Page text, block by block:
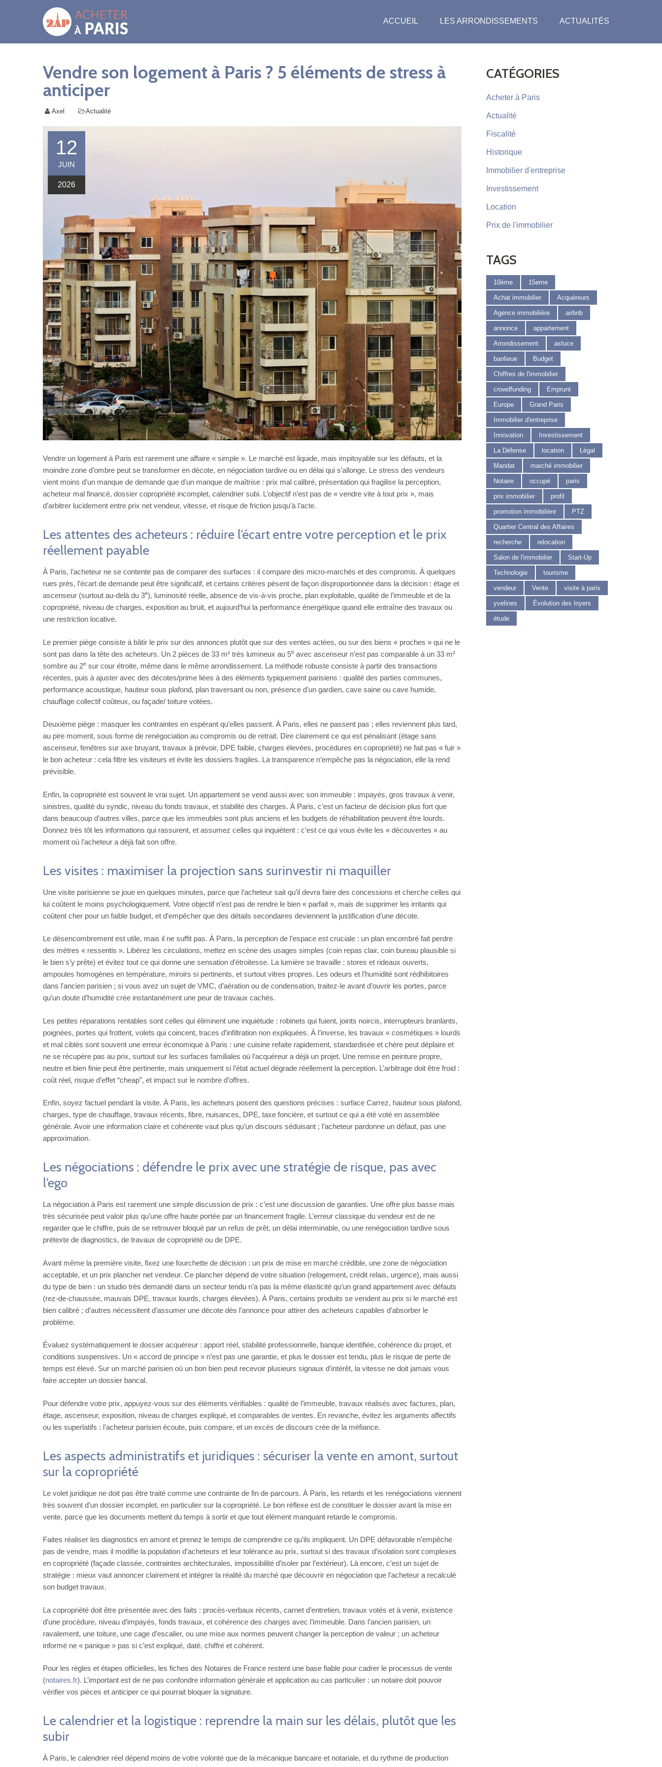
ACCUEIL LES ARRONDISSEMENTS ACTUALITÉS
Vendre son logement à Paris ? 5 éléments de stress à
anticiper
Axel Actualité
12
JUIN
2026
Vendre un logement à Paris est rarement une affaire « simple ». Le marché est liquide, mais impitoyable sur les défauts, et la
moindre zone d’ombre peut se transformer en décote, en négociation tardive ou en délai qui s’allonge. Le stress des vendeurs
vient moins d’un manque de demande que d’un manque de maîtrise : prix mal calibré, présentation qui fragilise la perception,
acheteur mal financé, dossier copropriété incomplet, calendrier subi. L’objectif n’est pas de « vendre vite à tout prix », mais
d’arbitrer lucidement entre prix net vendeur, vitesse, et risque de friction jusqu’à l’acte.
Les attentes des acheteurs : réduire l’écart entre votre perception et le prix
réellement payable
À Paris, l’acheteur ne se contente pas de comparer des surfaces : il compare des micro-marchés et des compromis. À quelques
rues près, l’écart de demande peut être significatif, et certains critères pèsent de façon disproportionnée dans la décision : étage et
ascenseur (surtout au-delà du 3e), luminosité réelle, absence de vis-à-vis proche, plan exploitable, qualité de l’immeuble et de la
copropriété, niveau de charges, exposition au bruit, et aujourd’hui la performance énergétique quand elle entraîne des travaux ou
une restriction locative.
Le premier piège consiste à bâtir le prix sur des annonces plutôt que sur des ventes actées, ou sur des biens « proches » qui ne le
sont pas dans la tête des acheteurs. Un 2 pièces de 33 m² très lumineux au 5e avec ascenseur n’est pas comparable à un 33 m²
sombre au 2e sur cour étroite, même dans le même arrondissement. La méthode robuste consiste à partir des transactions
récentes, puis à ajuster avec des décotes/prime liées à des éléments typiquement parisiens : qualité des parties communes,
performance acoustique, hauteur sous plafond, plan traversant ou non, présence d’un gardien, cave saine ou cave humide,
chauffage collectif coûteux, ou façade/ toiture votées.
Deuxième piège : masquer les contraintes en espérant qu’elles passent. À Paris, elles ne passent pas ; elles reviennent plus tard,
au pire moment, sous forme de renégociation au compromis ou de retrait. Dire clairement ce qui est pénalisant (étage sans
ascenseur, fenêtres sur axe bruyant, travaux à prévoir, DPE faible, charges élevées, procédures en copropriété) ne fait pas « fuir »
le bon acheteur : cela filtre les visiteurs et évite les dossiers fragiles. La transparence n’empêche pas la négociation, elle la rend
prévisible.
Enfin, la copropriété est souvent le vrai sujet. Un appartement se vend aussi avec son immeuble : impayés, gros travaux à venir,
sinistres, qualité du syndic, niveau du fonds travaux, et stabilité des charges. À Paris, c’est un facteur de décision plus fort que
dans beaucoup d’autres villes, parce que les immeubles sont plus anciens et les budgets de réhabilitation peuvent être lourds.
Donnez très tôt les informations qui rassurent, et assumez celles qui inquiètent : c’est ce qui vous évite les « découvertes » au
moment où l’acheteur a déjà fait son offre.
Les visites : maximiser la projection sans surinvestir ni maquiller
Une visite parisienne se joue en quelques minutes, parce que l’acheteur sait qu’il devra faire des concessions et cherche celles qui
lui coûtent le moins psychologiquement. Votre objectif n’est pas de rendre le bien « parfait », mais de supprimer les irritants qui
coûtent cher pour un faible budget, et d’empêcher que des détails secondaires deviennent la justification d’une décote.
Le désencombrement est utile, mais il ne suffit pas. À Paris, la perception de l’espace est cruciale : un plan encombré fait perdre
des mètres « ressentis ». Libérez les circulations, mettez en scène des usages simples (coin repas clair, coin bureau plausible si
le bien s’y prête) et évitez tout ce qui donne une sensation d’étroitesse. La lumière se travaille : stores et rideaux ouverts,
ampoules homogènes en température, miroirs si pertinents, et surtout vitres propres. Les odeurs et l’humidité sont rédhibitoires
dans l’ancien parisien ; si vous avez un sujet de VMC, d’aération ou de condensation, traitez-le avant d’ouvrir les portes, parce
qu’un doute d’humidité crée instantanément une peur de travaux cachés.
Les petites réparations rentables sont celles qui éliminent une inquiétude : robinets qui fuient, joints noircis, interrupteurs branlants,
poignées, portes qui frottent, volets qui coincent, traces d’infiltration non expliquées. À l’inverse, les travaux « cosmétiques » lourds
et mal ciblés sont souvent une erreur économique à Paris : une cuisine refaite rapidement, standardisée et chère peut déplaire et
ne se récupère pas au prix, surtout sur les surfaces familiales où l’acquéreur a déjà un projet. Une remise en peinture propre,
neutre et bien finie peut être pertinente, mais uniquement si l’état actuel dégrade réellement la perception. L’arbitrage doit être froid :
coût réel, risque d’effet “cheap”, et impact sur le nombre d’offres.
Enfin, soyez factuel pendant la visite. À Paris, les acheteurs posent des questions précises : surface Carrez, hauteur sous plafond,
charges, type de chauffage, travaux récents, fibre, nuisances, DPE, taxe foncière, et surtout ce qui a été voté en assemblée
générale. Avoir une information claire et cohérente vaut plus qu’un discours séduisant ; l’acheteur pardonne un défaut, pas une
approximation.
Les négociations : défendre le prix avec une stratégie de risque, pas avec
l’ego
La négociation à Paris est rarement une simple discussion de prix : c’est une discussion de garanties. Une offre plus basse mais
très sécurisée peut valoir plus qu’une offre haute portée par un financement fragile. L’erreur classique du vendeur est de ne
regarder que le chiffre, puis de se retrouver bloqué par un refus de prêt, un délai interminable, ou une renégociation tardive sous
prétexte de diagnostics, de travaux de copropriété ou de DPE.
Avant même la première visite, fixez une fourchette de décision : un prix de mise en marché crédible, une zone de négociation
acceptable, et un prix plancher net vendeur. Ce plancher dépend de votre situation (relogement, crédit relais, urgence), mais aussi
du type de bien : un studio très demandé dans un secteur tendu n’a pas la même élasticité qu’un grand appartement avec défauts
(rez-de-chaussée, mauvais DPE, travaux lourds, charges élevées). À Paris, certains produits se vendent au prix si le marché est
bien calibré ; d’autres nécessitent d’assumer une décote dès l’annonce pour attirer des acheteurs capables d’absorber le
problème.
Évaluez systématiquement le dossier acquéreur : apport réel, stabilité professionnelle, banque identifiée, cohérence du projet, et
conditions suspensives. Un « accord de principe » n’est pas une garantie, et plus le dossier est tendu, plus le risque de perte de
temps est élevé. Sur un marché parisien où un bon bien peut recevoir plusieurs signaux d’intérêt, la vitesse ne doit jamais vous
faire accepter un dossier bancal.
Pour défendre votre prix, appuyez-vous sur des éléments vérifiables : qualité de l’immeuble, travaux réalisés avec factures, plan,
étage, ascenseur, exposition, niveau de charges expliqué, et comparables de ventes. En revanche, évitez les arguments affectifs
ou les superlatifs : l’acheteur parisien écoute, puis compare, et un excès de discours crée de la méfiance.
Les aspects administratifs et juridiques : sécuriser la vente en amont, surtout
sur la copropriété
Le volet juridique ne doit pas être traité comme une contrainte de fin de parcours. À Paris, les retards et les renégociations viennent
très souvent d’un dossier incomplet, en particulier sur la copropriété. Le bon réflexe est de constituer le dossier avant la mise en
vente, parce que les documents mettent du temps à sortir et que tout élément manquant retarde le compromis.
Faites réaliser les diagnostics en amont et prenez le temps de comprendre ce qu’ils impliquent. Un DPE défavorable n’empêche
pas de vendre, mais il modifie la population d’acheteurs et leur tolérance au prix, surtout si des travaux d’isolation sont complexes
en copropriété (façade classée, contraintes architecturales, impossibilité d’isoler par l’extérieur). Là encore, c’est un sujet de
stratégie : mieux vaut annoncer clairement et intégrer la réalité du marché que découvrir en négociation que l’acheteur a recalculé
son budget travaux.
La copropriété doit être présentée avec des faits : procès-verbaux récents, carnet d’entretien, travaux votés et à venir, existence
d’une procédure, niveau d’impayés, fonds travaux, et cohérence des charges avec l’immeuble. Dans l’ancien parisien, un
ravalement, une toiture, une cage d’escalier, ou une mise aux normes peuvent changer la perception de valeur ; un acheteur
informé ne « panique » pas si c’est expliqué, daté, chiffré et cohérent.
Pour les règles et étapes officielles, les fiches des Notaires de France restent une base fiable pour cadrer le processus de vente
(notaires.fr). L’important est de ne pas confondre information générale et application au cas particulier : un notaire doit pouvoir
vérifier vos pièces et anticiper ce qui pourrait bloquer la signature.
Le calendrier et la logistique : reprendre la main sur les délais, plutôt que les
subir
À Paris, le calendrier réel dépend moins de votre volonté que de la mécanique bancaire et notariale, et du rythme de production
CATÉGORIES
Acheter à Paris
Actualité
Fiscalité
Historique
Immobilier d'entreprise
Investissement
Location
Prix de l'immobilier
TAGS
10ème 15eme
Achat immobilier Acquéreurs
Agence immobilière airbnb
annonce appartement
Arrondissement astuce
banlieue Budget
Chiffres de l'immobilier
crowdfunding Emprunt
Europe Grand Paris
Immobilier d'entreprise
Innovation Investissement
La Défense location Légal
Mandat marché immobilier
Notaire occupé paris
prix immobilier profil
promotion immobilière PTZ
Quartier Central des Affaires
recherche relocation
Salon de l'immobilier Start-Up
Technologie tourisme
vendeur Vente visite à paris
yvelines Évolution des loyers
étude